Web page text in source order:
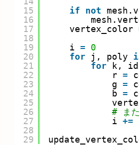
15
16
17
18
19
20
21
22
23
24
25
26
27
28
29
if
not
vertex_color
i =
0
for
j, poly
for
k,
r =
g =
b =
# ま
i +=